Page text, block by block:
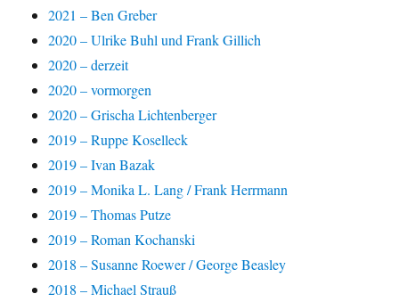
2021 – Ben Greber
2020 – Ulrike Buhl und Frank Gillich
2020 – derzeit
2020 – vormorgen
2020 – Grischa Lichtenberger
2019 – Ruppe Koselleck
2019 – Ivan Bazak
2019 – Monika L. Lang / Frank Herrmann
2019 – Thomas Putze
2019 – Roman Kochanski
2018 – Susanne Roewer / George Beasley
2018 – Michael Strauß